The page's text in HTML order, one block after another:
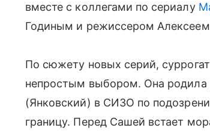
вместе с коллегами по сериалу
Годиным и режиссером
По сюжету новых серий,
непростым выбором. Она родила
(Янковский) в СИЗО по
границу. Перед Сашей встает